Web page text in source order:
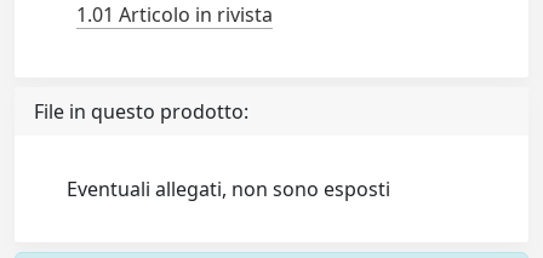
1.01 Articolo in rivista
File in questo prodotto:
Eventuali allegati, non sono esposti